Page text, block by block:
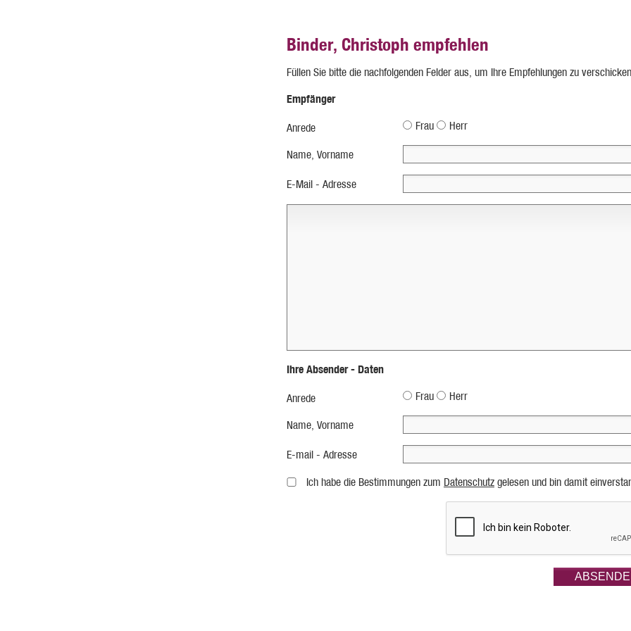
Binder, Christoph empfehlen
Füllen Sie bitte die nachfolgenden Felder aus, um Ihre Empfehlungen zu
Empfänger
Anrede Frau Herr
Name, Vorname
E-Mail - Adresse
Ihre Absender - Daten
Anrede Frau Herr
Name, Vorname
E-mail - Adresse
Ich habe die Bestimmungen zum Datenschutz gelesen und bin damit